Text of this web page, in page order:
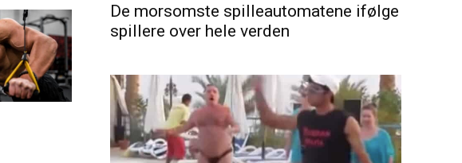
De morsomste spilleautomatene ifølge
spillere over hele verden